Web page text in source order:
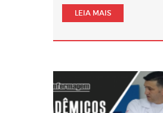
LEIA MAIS